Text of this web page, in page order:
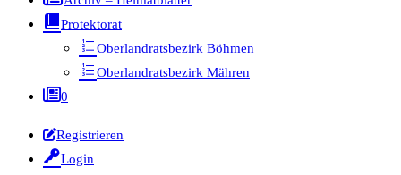
Protektorat
Oberlandratsbezirk Böhmen
Oberlandratsbezirk Mähren
0
Registrieren
Login